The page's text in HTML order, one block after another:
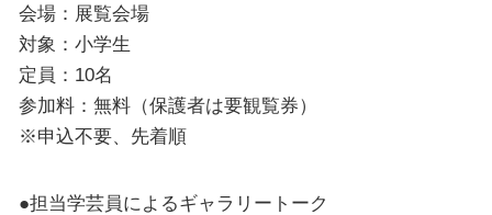
会場：展覧会場
対象：小学生
定員：10名
参加料：無料（保護者は要観覧券）
※申込不要、先着順
●担当学芸員によるギャラリートーク